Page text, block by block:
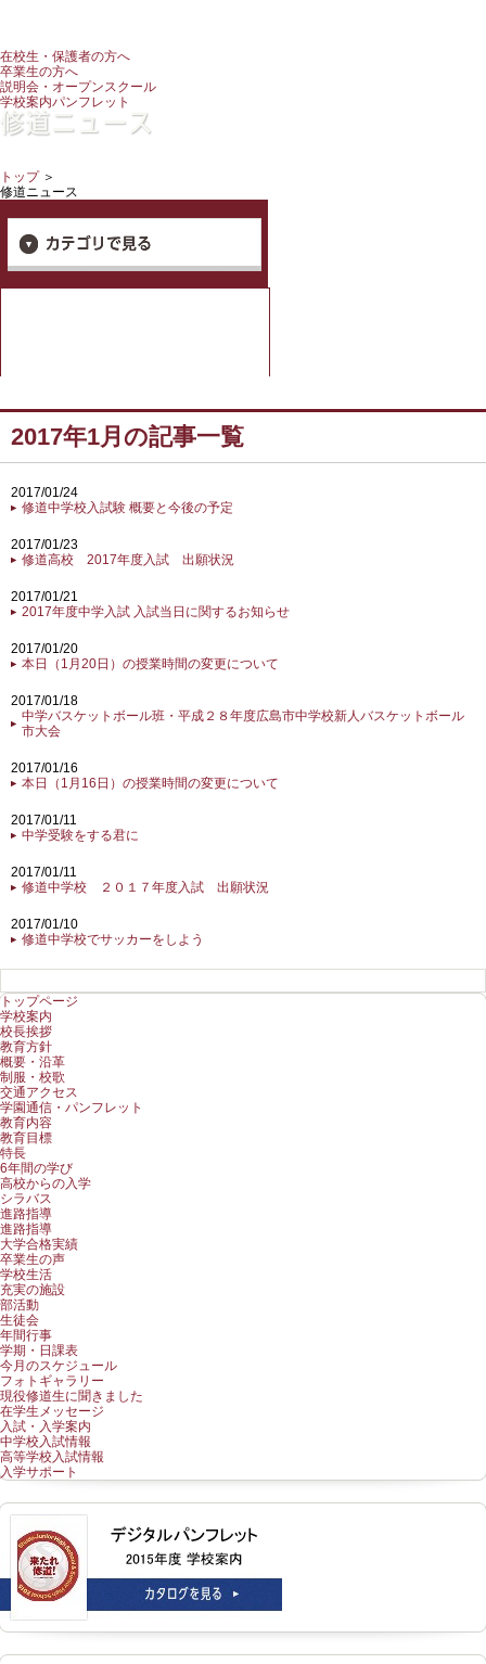
在校生・保護者の方へ
卒業生の方へ
説明会・オープンスクール
学校案内パンフレット
トップ＞
修道ニュース
2017年1月の記事一覧
2017/01/24
修道中学校入試験 概要と今後の予定
2017/01/23
修道高校 2017年度入試 出願状況
2017/01/21
2017年度中学入試 入試当日に関するお知らせ
2017/01/20
本日（1月20日）の授業時間の変更について
2017/01/18
中学バスケットボール班・平成２８年度広島市中学校新人バスケットボール
市大会
2017/01/16
本日（1月16日）の授業時間の変更について
2017/01/11
中学受験をする君に
2017/01/11
修道中学校 ２０１７年度入試 出願状況
2017/01/10
修道中学校でサッカーをしよう
トップページ
学校案内
校長挨拶
教育方針
概要・沿革
制服・校歌
交通アクセス
学園通信・パンフレット
教育内容
教育目標
特長
6年間の学び
高校からの入学
シラバス
進路指導
進路指導
大学合格実績
卒業生の声
学校生活
充実の施設
部活動
生徒会
年間行事
学期・日課表
今月のスケジュール
フォトギャラリー
現役修道生に聞きました
在学生メッセージ
入試・入学案内
中学校入試情報
高等学校入試情報
入学サポート